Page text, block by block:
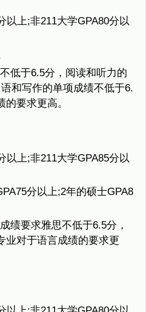
以上;非211大学GPA80分以
低于6.5分，阅读和听力的
和写作的单项成绩不低于6.
要求更高。
以上;非211大学GPA85分以
分以上;2年的硕士GPA8
绩要求雅思不低于6.5分，
业对于语言成绩的要求更